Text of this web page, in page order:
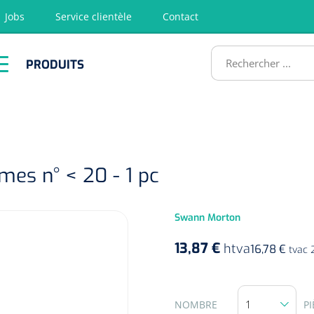
Jobs Service clientèle Contact
PRODUITS
n° < 20 - 1 pc
Swann Morton
13,87 € htva16,78 € tvac
NOMBRE